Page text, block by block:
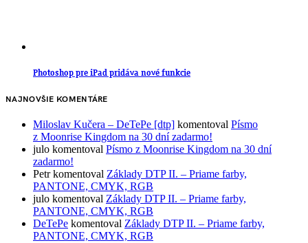
Photoshop pre iPad pridáva nové funkcie
NAJNOVŠIE KOMENTÁRE
Miloslav Kučera – DeTePe [dtp] komentoval Písmo
z Moonrise Kingdom na 30 dní zadarmo!
julo komentoval Písmo z Moonrise Kingdom na 30 dní
zadarmo!
Petrkomentoval Základy DTP II. – Priame farby,
PANTONE, CMYK, RGB
julo komentoval Základy DTP II. – Priame farby,
PANTONE, CMYK, RGB
DeTePe komentoval Základy DTP II. – Priame farby,
PANTONE, CMYK, RGB